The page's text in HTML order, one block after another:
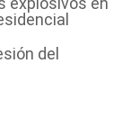
del